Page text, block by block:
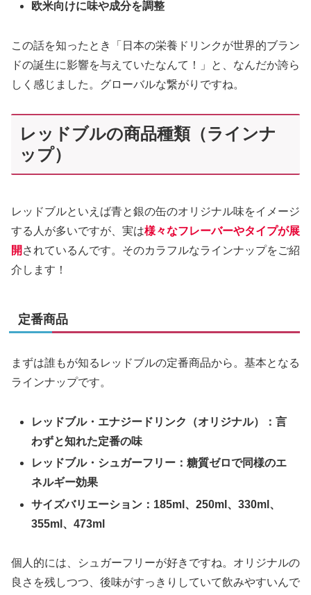
欧米向けに味や成分を調整
この話を知ったとき「日本の栄養ドリンクが世界的ブラン
ドの誕生に影響を与えていたなんて！」と、なんだか誇ら
しく感じました。グローバルな繋がりですね。
レッドブルの商品種類（ラインナ
ップ）
レッドブルといえば青と銀の缶のオリジナル味をイメージ
する人が多いですが、実は様々なフレーバーやタイプが展
開 されているんです。そのカラフルなラインナップをご紹
介します！
定番商品
まずは誰もが知るレッドブルの定番商品から。基本となる
ラインナップです。
レッドブル・エナジードリンク（オリジナル）：言
わずと知れた定番の味
レッドブル・シュガーフリー：糖質ゼロで同様のエ
ネルギー効果
サイズバリエーション：185ml、250ml、330ml、
355ml、473ml
個人的には、シュガーフリーが好きですね。オリジナルの
良さを残しつつ、後味がすっきりしていて飲みやすいんで